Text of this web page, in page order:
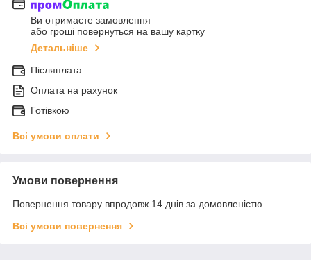
Ви отримаєте замовлення
або гроші повернуться на вашу картку
Детальніше
Післяплата
Оплата на рахунок
Готівкою
Всі умови оплати
Умови повернення
Повернення товару впродовж 14 днів за домовленістю
Всі умови повернення